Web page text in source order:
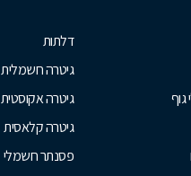
גוף
דלתות
גיטרה חשמלית
גיטרה אקוסטית
גיטרה קלאסית
פסנתר חשמלי